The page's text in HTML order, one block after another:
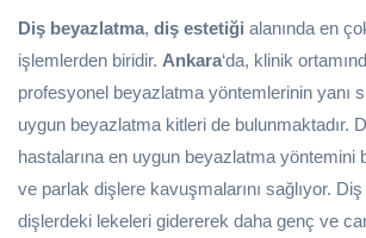
Diş beyazlatma, diş estetiği alanında en
işlemlerden biridir. Ankara‘da, klinik
profesyonel beyazlatma yöntemlerinin yanı
uygun beyazlatma kitleri de bulunmaktadır.
hastalarına en uygun beyazlatma yöntemini
ve parlak dişlere kavuşmalarını sağlıyor.
dişlerdeki lekeleri gidererek daha genç ve